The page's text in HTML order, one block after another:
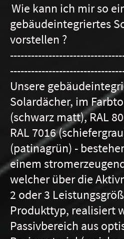
Wie kann ich mir so
gebäudeintegriertes
vorstellen ?
Unsere
Solardächer, im
(schwarz matt), RAL
RAL 7016
(patinagrün) -
einem
welcher über die
2 oder 3
Produkttyp, realisiert
Passivbereich aus